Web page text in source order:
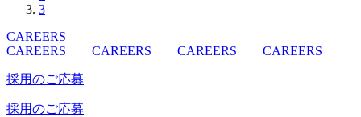
3
CAREERS
CAREERS
CAREERS CAREERS CAREERS
採用のご応募
採用のご応募